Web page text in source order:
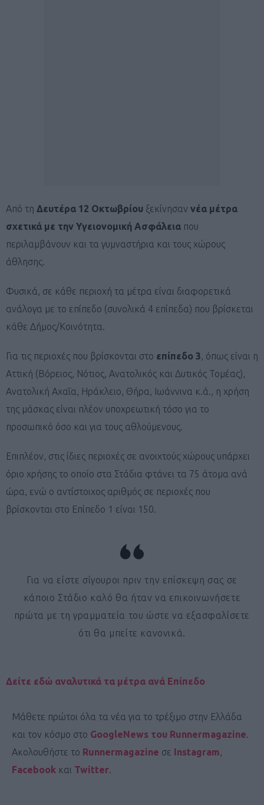
Από τη Δευτέρα 12 Οκτωβρίου ξεκίνησαν νέα μέτρα
σχετικά με την Υγειονομική Ασφάλεια που
περιλαμβάνουν και τα γυμναστήρια και τους χώρους
άθλησης.
Φυσικά, σε κάθε περιοχή τα μέτρα είναι διαφορετικά
ανάλογα με το επίπεδο (συνολικά 4 επίπεδα) που βρίσκεται
κάθε Δήμος/Κοινότητα.
Για τις περιοχές που βρίσκονται στο επίπεδο 3, όπως είναι η
Αττική (Βόρειος, Νότιος, Ανατολικός και Δυτικός Τομέας),
Ανατολική Αχαΐα, Ηράκλειο, Θήρα, Ιωάννινα κ.ά., η χρήση
της μάσκας είναι πλέον υποχρεωτική τόσο για το
προσωπικό όσο και για τους αθλούμενους.
Επιπλέον, στις ίδιες περιοχές σε ανοιχτούς χώρους υπάρχει
όριο χρήσης το οποίο στα Στάδια φτάνει τα 75 άτομα ανά
ώρα, ενώ ο αντίστοιχος αριθμός σε περιοχές που
βρίσκονται στο Επίπεδο 1 είναι 150.
Για να είστε σίγουροι πριν την επίσκεψη σας σε
κάποιο Στάδιο καλό θα ήταν να επικοινωνήσετε
πρώτα με τη γραμματεία του ώστε να εξασφαλίσετε
ότι θα μπείτε κανονικά.
Δείτε εδώ αναλυτικά τα μέτρα ανά Επίπεδο
Μάθετε πρώτοι όλα τα νέα για το τρέξιμο στην Ελλάδα
και τον κόσμο στο GoogleNews του Runnermagazine.
Ακολουθήστε το Runnermagazine σε Instagram,
Facebook και Twitter.